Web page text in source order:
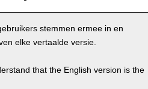
stemmen ermee in en
elke vertaalde versie.
that the English version is the